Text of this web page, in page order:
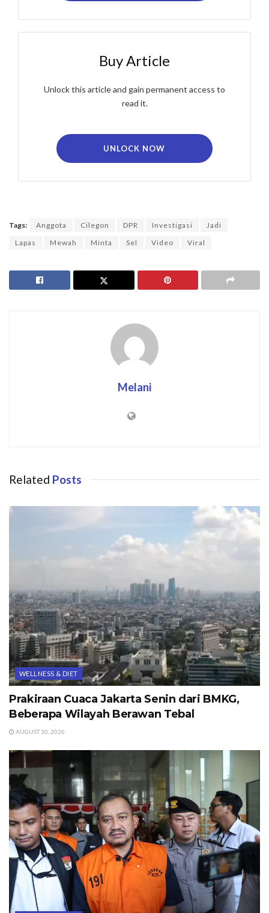
Buy Article
Unlock this article and gain permanent access to
read it.
UNLOCK NOW
Tags: Anggota Cilegon DPR Investigasi
Jadi
Lapas
Mewah Minta Sel Video Viral
Melani
Related Posts
WELLNESS & DIET
Prakiraan Cuaca Jakarta Senin dari BMKG,
Beberapa Wilayah Berawan Tebal
AUGUST 10, 2026